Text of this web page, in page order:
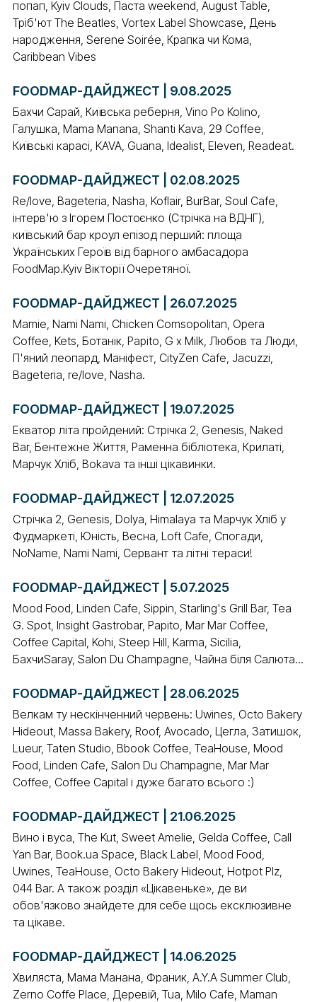
попап, Kyiv Clouds, Паста weekend, August Table,
Тріб'ют The Beatles, Vortex Label Showcase, День
народження, Serene Soirée, Крапка чи Кома,
Caribbean Vibes
FOODMAP-ДАЙДЖЕСТ | 9.08.2025
Бахчи Сарай, Київська реберня, Vino Po Kolino,
Галушка, Mama Manana, Shanti Kava, 29 Coffee,
Київські карасі, KAVA, Guana, Idealist, Eleven, Readeat.
FOODMAP-ДАЙДЖЕСТ | 02.08.2025
Re/love, Bageteria, Nasha, Koflair, BurBar, Soul Cafe,
інтерв'ю з Ігорем Постоєнко (Стрічка на ВДНГ),
київський бар кроул епізод перший: площа
Українських Героїв від барного амбасадора
FoodMap.Kyiv Вікторії Очеретяної.
FOODMAP-ДАЙДЖЕСТ | 26.07.2025
Mamie, Nami Nami, Chicken Comsopolitan, Opera
Coffee, Kets, Ботанік, Papito, G x Milk, Любов та Люди,
П'яний леопард, Маніфест, CityZen Cafe, Jacuzzi,
Bageteria, re/love, Nasha.
FOODMAP-ДАЙДЖЕСТ | 19.07.2025
Екватор літа пройдений: Стрічка 2, Genesis, Naked
Bar, Бентежне Життя, Раменна бібліотека, Крилаті,
Марчук Хліб, Bokava та інші цікавинки.
FOODMAP-ДАЙДЖЕСТ | 12.07.2025
Стрічка 2, Genesis, Dolya, Himalaya та Марчук Хліб у
Фудмаркеті, Юність, Весна, Loft Cafe, Спогади,
NoName, Nami Nami, Сервант та літні тераси!
FOODMAP-ДАЙДЖЕСТ | 5.07.2025
Mood Food, Linden Cafe, Sippin, Starling's Grill Bar, Tea
G. Spot, Insight Gastrobar, Papito, Mar Mar Coffee,
Coffee Capital, Kohi, Steep Hill, Karma, Sicilia,
БахчиSaray, Salon Du Champagne, Чайна біля Салюта...
FOODMAP-ДАЙДЖЕСТ | 28.06.2025
Велкам ту нескінченний червень: Uwines, Octo Bakery
Hideout, Massa Bakery, Roof, Avocado, Цегла, Затишок,
Lueur, Taten Studio, Bbook Coffee, TeaHouse, Mood
Food, Linden Cafe, Salon Du Champagne, Mar Mar
Coffee, Coffee Capital і дуже багато всього :)
FOODMAP-ДАЙДЖЕСТ | 21.06.2025
Вино і вуса, The Kut, Sweet Amelie, Gelda Coffee, Call
Yan Bar, Book.ua Space, Black Label, Mood Food,
Uwines, TeaHouse, Octo Bakery Hideout, Hotpot Plz,
044 Bar. А також розділ «Цікавеньке», де ви
обов'язково знайдете для себе щось ексклюзивне
та цікаве.
FOODMAP-ДАЙДЖЕСТ | 14.06.2025
Хвиляста, Мама Манана, Франик, A.Y.A Summer Club,
Zerno Coffe Place, Деревій, Tua, Milo Cafe, Maman